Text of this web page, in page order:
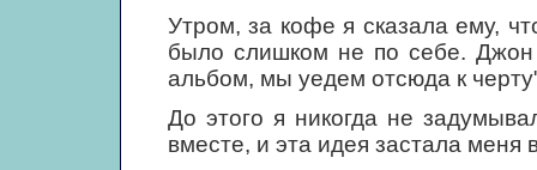
Утром, за кофе я сказала ему,
было слишком не по себе. Джон
альбом, мы уедем отсюда к
До этого я никогда не
вместе, и эта идея застала меня